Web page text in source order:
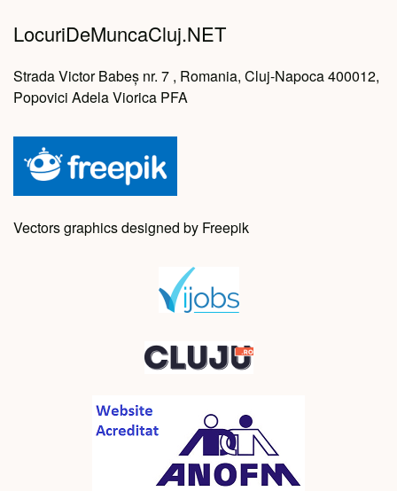
LocuriDeMuncaCluj.NET
Strada Victor Babeș nr. 7 , Romania, Cluj-Napoca 400012,
Popovici Adela Viorica PFA
Vectors graphics designed by Freepik